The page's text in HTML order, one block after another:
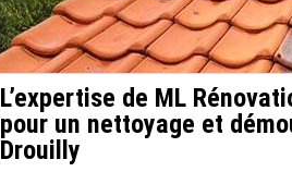
L’expertise de ML
pour un nettoyage et
Drouilly